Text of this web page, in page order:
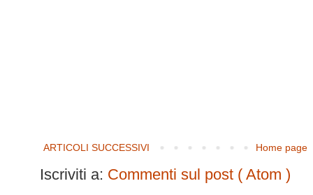
ARTICOLI SUCCESSIVI Home page
Iscriviti a: Commenti sul post ( Atom )